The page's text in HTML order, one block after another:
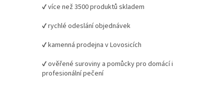
✔ více než 3500 produktů skladem
✔ rychlé odeslání objednávek
✔ kamenná prodejna v Lovosicích
✔ ověřené suroviny a pomůcky pro domácí i
profesionální pečení